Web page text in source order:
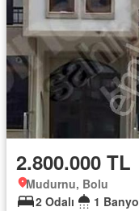
2.800.000 TL
Mudurnu, Bolu
2 Odalı
1 Banyo